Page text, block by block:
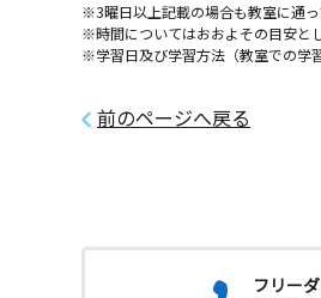
※3曜日以上記載の場合も教室に通っ
※時間についてはおおよその目安と
※学習日及び学習方法（教室での学
前のページへ戻る
フリー